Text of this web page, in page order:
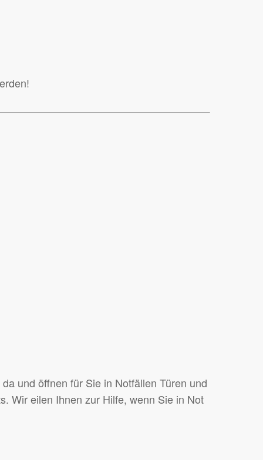
und öffnen für Sie in Notfällen Türen und
Wir eilen Ihnen zur Hilfe, wenn Sie in Not